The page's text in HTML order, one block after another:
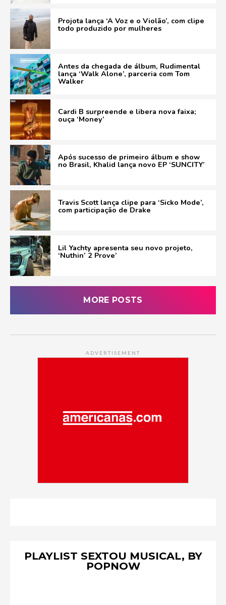
Projota lança ‘A Voz e o Violão’, com clipe
todo produzido por mulheres
Antes da chegada de álbum, Rudimental
lança ‘Walk Alone’, parceria com Tom
Walker
Cardi B surpreende e libera nova faixa;
ouça ‘Money’
Após sucesso de primeiro álbum e show
no Brasil, Khalid lança novo EP ‘SUNCITY’
Travis Scott lança clipe para ‘Sicko Mode’,
com participação de Drake
Lil Yachty apresenta seu novo projeto,
‘Nuthin’ 2 Prove’
MORE POSTS
ADVERTISEMENT
PLAYLIST SEXTOU MUSICAL, BY
POPNOW